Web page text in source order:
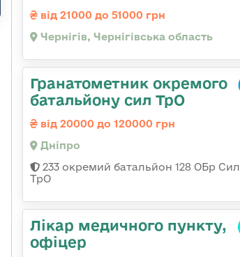
від 21000 до 51000 грн
Чернігів, Чернігівська область
Гранатометник окремого
батальйону сил ТрО
від 20000 до 120000 грн
Дніпро
233 окремий батальйон 128 ОБр Сил
ТрО
Лікар медичного пункту,
офіцер